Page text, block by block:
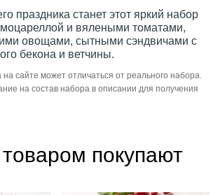
праздника станет этот яркий набор
и вялеными томатами,
овощами, сытными сэндвичами с
бекона и ветчины.
сайте может отличаться от реального набора.
на состав набора в описании для получения
покупают